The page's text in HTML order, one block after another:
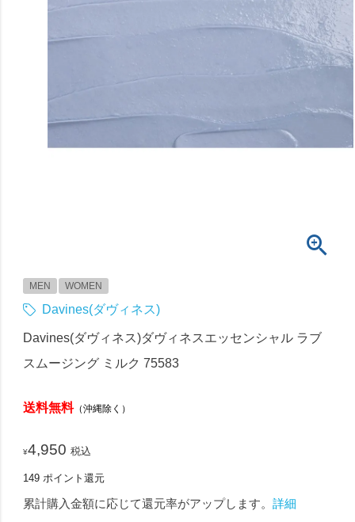
MEN WOMEN
Davines(ダヴィネス)
Davines(ダヴィネス)ダヴィネスエッセンシャル ラブ
スムージング ミルク 75583
送料無料（沖縄除く）
¥4,950 税込
149 ポイント還元
累計購入金額に応じて還元率がアップします。詳細